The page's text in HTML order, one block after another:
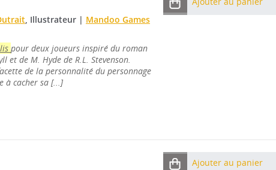
, Illustrateur | Mandoo Games
pour deux joueurs inspiré du roman
et de M. Hyde de R.L. Stevenson.
de la personnalité du personnage
à cacher sa [...]
Ajouter au panier